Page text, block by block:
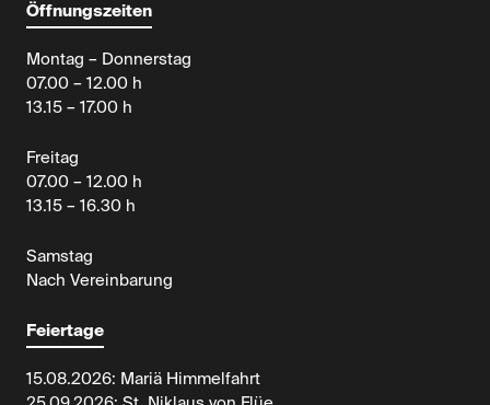
Öffnungszeiten
Montag – Donnerstag
07.00 – 12.00 h
13.15 – 17.00 h
Freitag
07.00 – 12.00 h
13.15 – 16.30 h
Samstag
Nach Vereinbarung
Feiertage
15.08.2026: Mariä Himmelfahrt